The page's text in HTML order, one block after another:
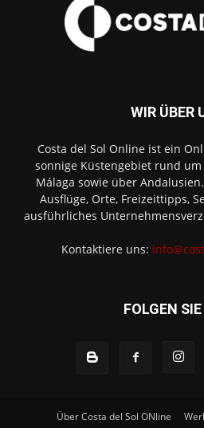
WIR ÜBER
Costa del Sol Online ist ein
sonnige Küstengebiet rund
Málaga sowie über
Ausflüge, Orte, Freizeittipps,
ausführliches
Kontaktiere uns:
FOLGEN
Über Costa del Sol ONline